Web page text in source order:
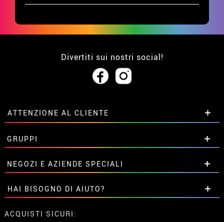
Divertiti sui nostri social!
ATTENZIONE AL CLIENTE
• Su di noi
• Condizioni di vendita
• Avviso legale privacy
• Attenzione al cliente
• Utilizzo dei cookies
•Impostazioni dei cookie
GRUPPI
Sconti speciali per gruppi.
Contattaci qui
NEGOZI E AZIENDE SPECIALI
Sconti speciali per gruppi.
Contattaci qui
HAI BISOGNO DI AIUTO?
Non ho ancora fatto l'ordine
ACQUISTI SICURI: